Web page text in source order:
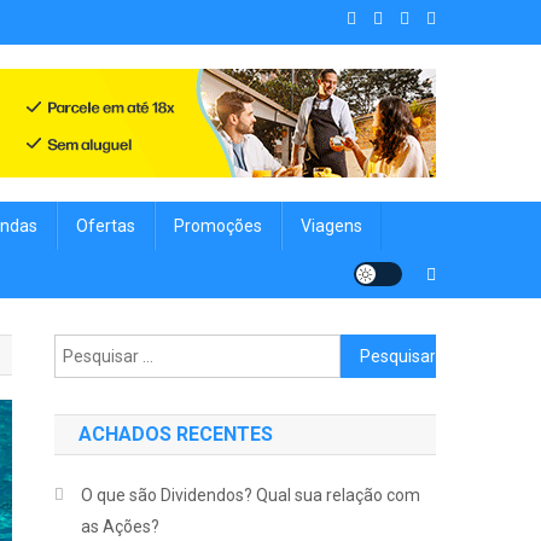
Shop uma vitrine de
Viagens, Blog e muito mais para você!
Ofertas Promoções Viagens
Pesquisar
por:
ACHADOS RECENTES
O que são Dividendos? Qual sua relação com
as Ações?